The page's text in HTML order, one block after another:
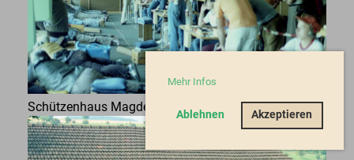
Mehr Infos
Ablehnen Akzeptieren
Schützenhaus Magden Aargauer KSF 1983